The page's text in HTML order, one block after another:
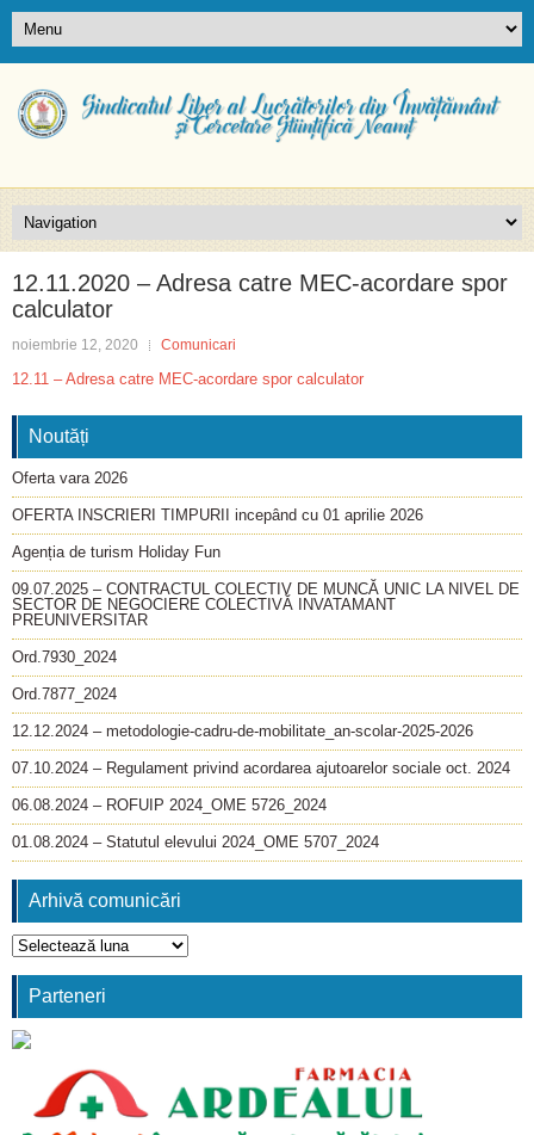
12.11.2020 – Adresa catre MEC-acordare spor
calculator
noiembrie 12, 2020 Comunicari
12.11 – Adresa catre MEC-acordare spor calculator
Noutăți
Oferta vara 2026
OFERTA INSCRIERI TIMPURII incepând cu 01 aprilie 2026
Agenția de turism Holiday Fun
09.07.2025 – CONTRACTUL COLECTIV DE MUNCĂ UNIC LA NIVEL DE
SECTOR DE NEGOCIERE COLECTIVĂ INVATAMANT
PREUNIVERSITAR
Ord.7930_2024
Ord.7877_2024
12.12.2024 – metodologie-cadru-de-mobilitate_an-scolar-2025-2026
07.10.2024 – Regulament privind acordarea ajutoarelor sociale oct. 2024
06.08.2024 – ROFUIP 2024_OME 5726_2024
01.08.2024 – Statutul elevului 2024_OME 5707_2024
Arhivă comunicări
Arhivă
comunicări
Parteneri